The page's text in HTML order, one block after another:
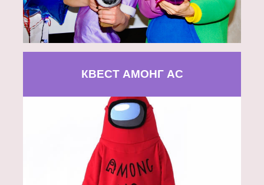
КВЕСТ АМОНГ АС